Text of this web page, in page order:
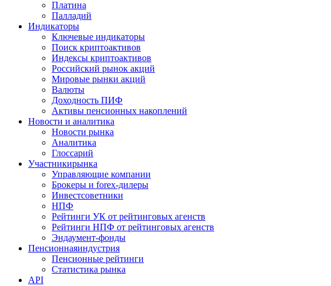
Платина
Палладий
Индикаторы
Ключевые индикаторы
Поиск криптоактивов
Индексы криптоактивов
Российский рынок акций
Мировые рынки акций
Валюты
Доходность ПИФ
Активы пенсионных накоплений
Новости и аналитика
Новости рынка
Аналитика
Глоссарий
Участникирынка
Управляющие компании
Брокеры и forex-дилеры
Инвестсоветники
НПФ
Рейтинги УК от рейтинговых агенств
Рейтинги НПФ от рейтинговых агенств
Эндаумент-фонды
Пенсионнаяиндустрия
Пенсионные рейтинги
Статистика рынка
API